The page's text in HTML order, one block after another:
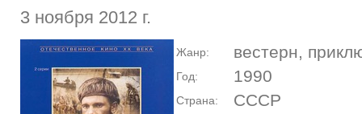
3 ноября 2012 г.
Жанр: вестерн,
Год: 1990
Страна: СССР